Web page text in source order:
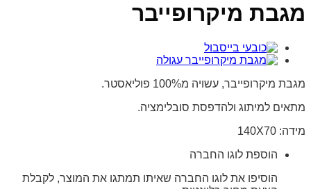
מגבת מיקרופייבר
מגבת מיקרופייבר, עשויה מ100% פוליאסטר.
מתאים למיתוג ולהדפסת סובלימציה.
מידה: 140X70
הוספת לוגו החברה
הוסיפו את לוגו החברה שאיתו תמתגו את המוצר, לקבלת